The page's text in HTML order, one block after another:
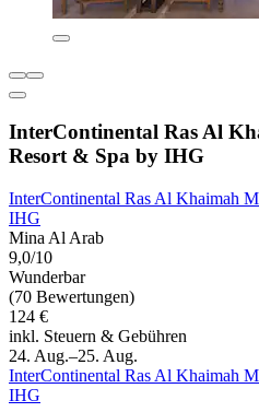
InterContinental Ras Al
Resort & Spa by IHG
InterContinental Ras Al Khaimah
IHG
Mina Al Arab
9,0/10
Wunderbar
(70 Bewertungen)
124 €
inkl. Steuern & Gebühren
24. Aug.–25. Aug.
InterContinental Ras Al Khaimah
IHG